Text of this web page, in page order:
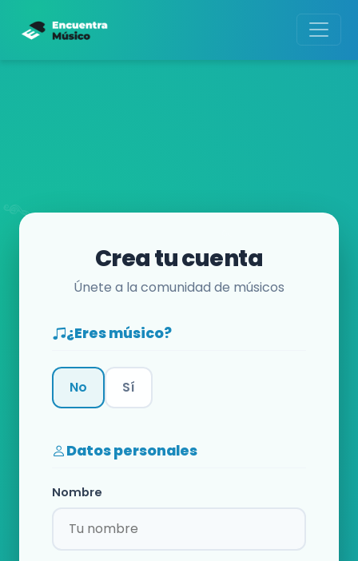
Crea tu cuenta
Únete a la comunidad de músicos
¿Eres músico?
No Sí
Datos personales
Nombre